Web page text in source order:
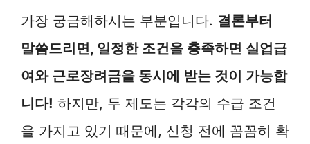
가장 궁금해하시는 부분입니다. 결론부터
말씀드리면, 일정한 조건을 충족하면 실업급
여와 근로장려금을 동시에 받는 것이 가능합
니다! 하지만, 두 제도는 각각의 수급 조건
을 가지고 있기 때문에, 신청 전에 꼼꼼히 확